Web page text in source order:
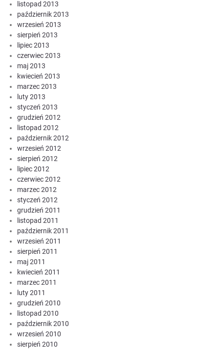
listopad 2013
październik 2013
wrzesień 2013
sierpień 2013
lipiec 2013
czerwiec 2013
maj 2013
kwiecień 2013
marzec 2013
luty 2013
styczeń 2013
grudzień 2012
listopad 2012
październik 2012
wrzesień 2012
sierpień 2012
lipiec 2012
czerwiec 2012
marzec 2012
styczeń 2012
grudzień 2011
listopad 2011
październik 2011
wrzesień 2011
sierpień 2011
maj 2011
kwiecień 2011
marzec 2011
luty 2011
grudzień 2010
listopad 2010
październik 2010
wrzesień 2010
sierpień 2010